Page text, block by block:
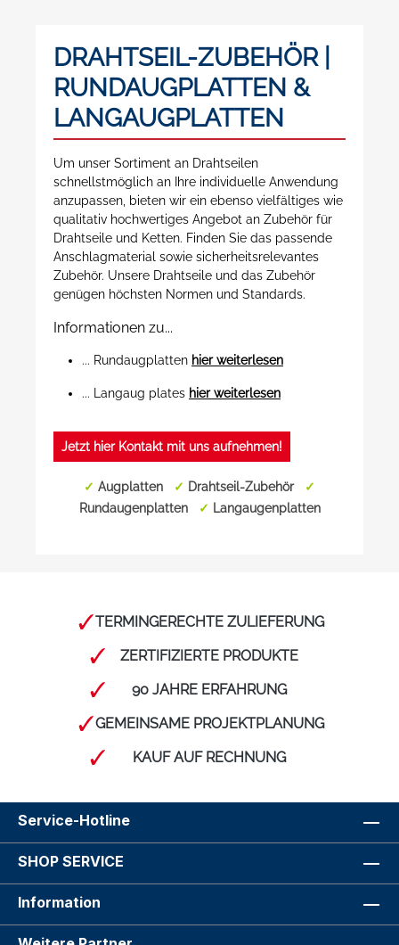
DRAHTSEIL-ZUBEHÖR |
RUNDAUGPLATTEN &
LANGAUGPLATTEN
Um unser Sortiment an Drahtseilen
schnellstmöglich an Ihre individuelle Anwendung
anzupassen, bieten wir ein ebenso vielfältiges wie
qualitativ hochwertiges Angebot an Zubehör für
Drahtseile und Ketten. Finden Sie das passende
Anschlagmaterial sowie sicherheitsrelevantes
Zubehör. Unsere Drahtseile und das Zubehör
genügen höchsten Normen und Standards.
Informationen zu...
... Rundaugplatten hier weiterlesen
... Langaug plates hier weiterlesen
Jetzt hier Kontakt mit uns aufnehmen!
✓ Augplatten ✓ Drahtseil-Zubehör
✓
Rundaugenplatten
✓ Langaugenplatten
TERMINGERECHTE ZULIEFERUNG
ZERTIFIZIERTE PRODUKTE
90 JAHRE ERFAHRUNG
GEMEINSAME PROJEKTPLANUNG
KAUF AUF RECHNUNG
Service-Hotline
SHOP SERVICE
Information